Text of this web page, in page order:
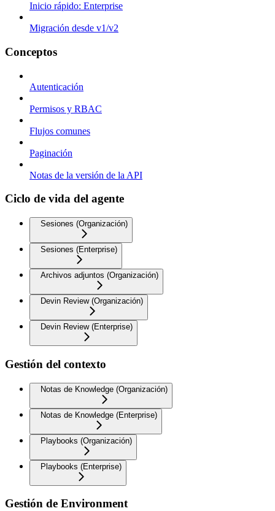
Inicio rápido: Enterprise
Migración desde v1/v2
Conceptos
Autenticación
Permisos y RBAC
Flujos comunes
Paginación
Notas de la versión de la API
Ciclo de vida del agente
Sesiones (Organización)
Sesiones (Enterprise)
Archivos adjuntos (Organización)
Devin Review (Organización)
Devin Review (Enterprise)
Gestión del contexto
Notas de Knowledge (Organización)
Notas de Knowledge (Enterprise)
Playbooks (Organización)
Playbooks (Enterprise)
Gestión de Environment